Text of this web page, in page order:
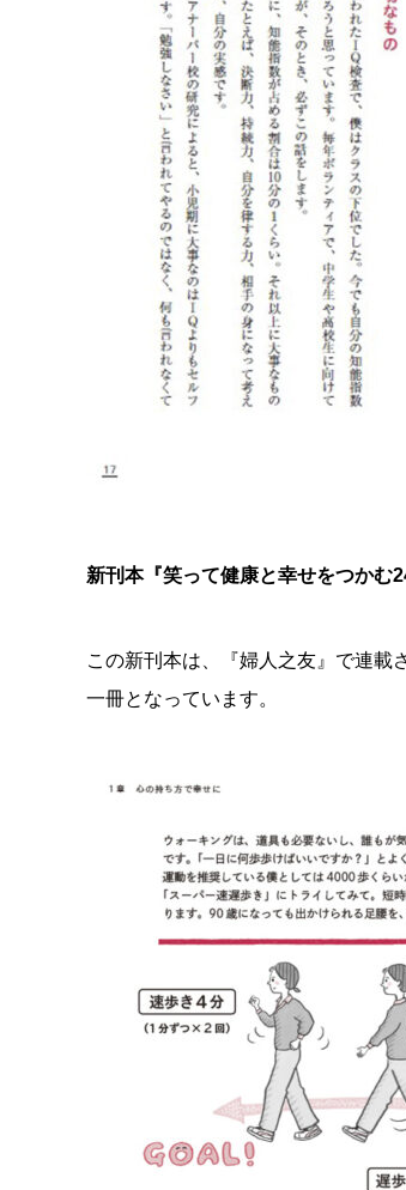
新刊本『笑って健康と幸せをつかむ
この新刊本は、『婦人之友』で連載
一冊となっています。